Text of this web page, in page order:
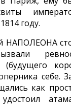
году.
НАПОЛЕОНА
(будущего
себе.
как